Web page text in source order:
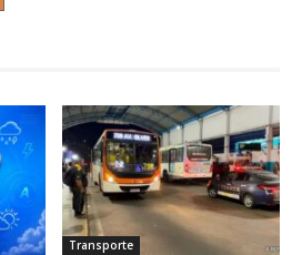
Transporte